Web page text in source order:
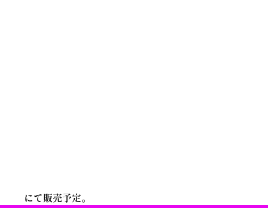
にて販売予定。